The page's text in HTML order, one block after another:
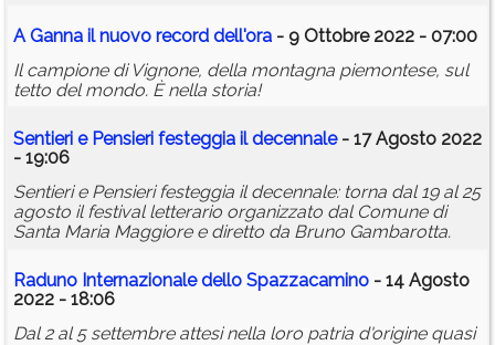
A Ganna il nuovo record dell'ora - 9 Ottobre 2022 - 07:00
Il campione di Vignone, della montagna piemontese, sul
tetto del mondo. È nella storia!
Sentieri e Pensieri festeggia il decennale- 17 Agosto 2022
- 19:06
Sentieri e Pensieri festeggia il decennale: torna dal 19 al 25
agosto il festival letterario organizzato dal Comune di
Santa Maria Maggiore e diretto da Bruno Gambarotta.
Raduno Internazionaledello Spazzacamino - 14 Agosto
2022 - 18:06
Dal 2 al 5 settembre attesi nella loro patria d'origine quasi